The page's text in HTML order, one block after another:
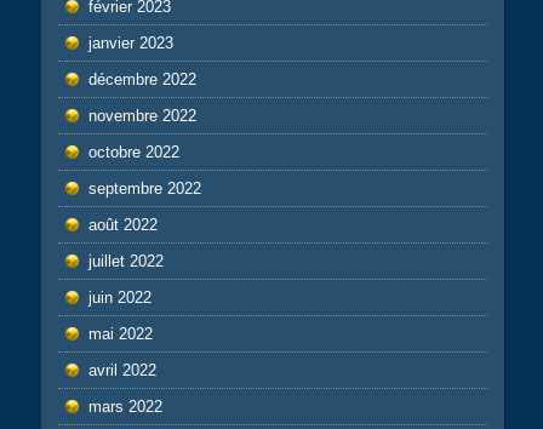
février 2023
janvier 2023
décembre 2022
novembre 2022
octobre 2022
septembre 2022
août 2022
juillet 2022
juin 2022
mai 2022
avril 2022
mars 2022